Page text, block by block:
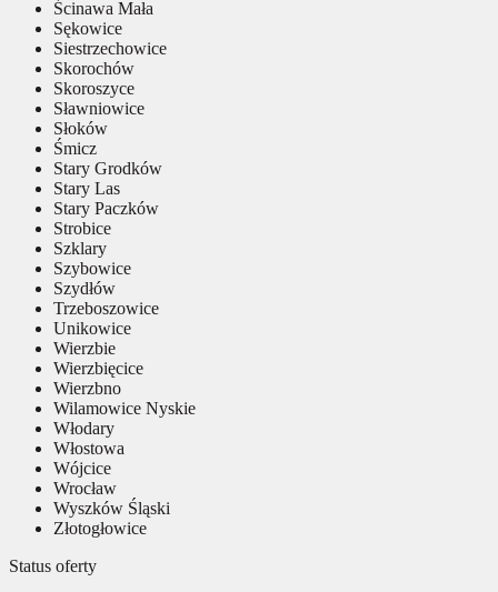
Ścinawa Mała
Sękowice
Siestrzechowice
Skorochów
Skoroszyce
Sławniowice
Słoków
Śmicz
Stary Grodków
Stary Las
Stary Paczków
Strobice
Szklary
Szybowice
Szydłów
Trzeboszowice
Unikowice
Wierzbie
Wierzbięcice
Wierzbno
Wilamowice Nyskie
Włodary
Włostowa
Wójcice
Wrocław
Wyszków Śląski
Złotogłowice
Status oferty